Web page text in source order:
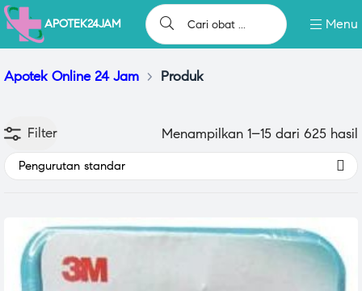
APOTEK24JAM Menu
Apotek Online 24 Jam > Produk
Filter Menampilkan 1–15 dari 625 hasil
Pengurutan standar